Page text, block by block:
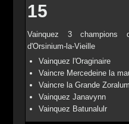
15
Vainquez 3 champions
d'Orsinium-la-Vieille
Vainquez l'Oraginaire
Vaincre Mercedeine la
Vaincre la Grande
Vainquez Janavynn
Vainquez Batunalulr